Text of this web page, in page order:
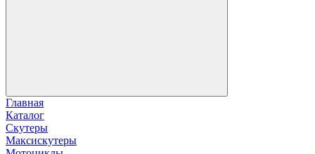
Главная
Каталог
Скутеры
Максискутеры